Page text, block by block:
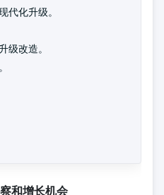
代化升级。
级改造。
和增长机会